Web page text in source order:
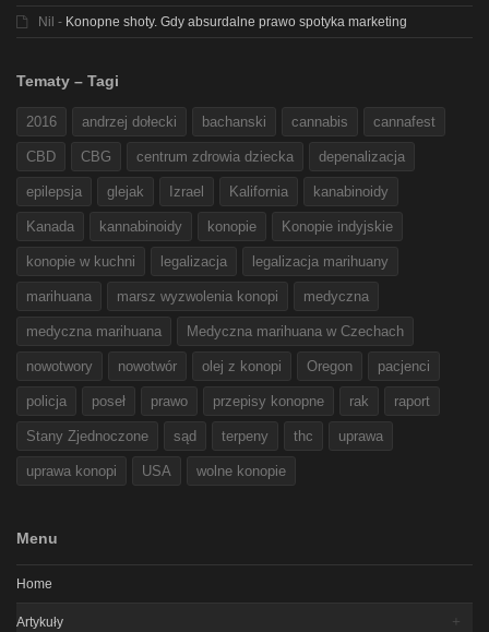
Nil - Konopne shoty. Gdy absurdalne prawo spotyka marketing
Tematy – Tagi
2016 andrzej dołecki bachanski cannabis cannafest
CBD CBG centrum zdrowia dziecka depenalizacja
epilepsja glejak Izrael Kalifornia kanabinoidy
Kanada kannabinoidy konopie Konopie indyjskie
konopie w kuchni legalizacja legalizacja marihuany
marihuana marsz wyzwolenia konopi medyczna
medyczna marihuana Medyczna marihuana w Czechach
nowotwory nowotwór olej z konopi Oregon pacjenci
policja poseł prawo przepisy konopne rak raport
Stany Zjednoczone sąd terpeny thc uprawa
uprawa konopi USA wolne konopie
Menu
Home
Artykuły